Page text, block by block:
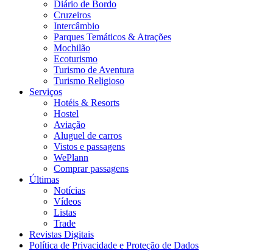
Diário de Bordo
Cruzeiros
Intercâmbio
Parques Temáticos & Atrações
Mochilão
Ecoturismo
Turismo de Aventura
Turismo Religioso
Serviços
Hotéis & Resorts
Hostel
Aviação
Aluguel de carros
Vistos e passagens
WePlann
Comprar passagens
Últimas
Notícias
Vídeos
Listas
Trade
Revistas Digitais
Política de Privacidade e Proteção de Dados